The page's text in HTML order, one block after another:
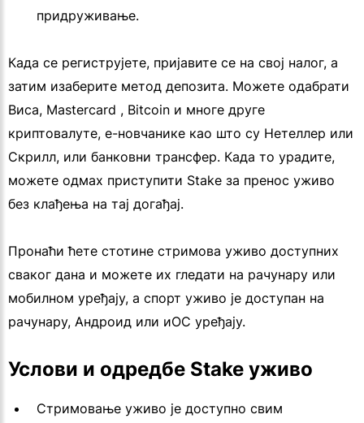
придруживање.
Када се региструјете, пријавите се на свој налог, а
затим изаберите метод депозита. Можете одабрати
Виса, Mastercard , Bitcoin и многе друге
криптовалуте, е-новчанике као што су Нетеллер или
Скрилл, или банковни трансфер. Када то урадите,
можете одмах приступити Stake за пренос уживо
без клађења на тај догађај.
Пронаћи ћете стотине стримова уживо доступних
сваког дана и можете их гледати на рачунару или
мобилном уређају, а спорт уживо је доступан на
рачунару, Андроид или иОС уређају.
Услови и одредбе Stake уживо
Стримовање уживо је доступно свим